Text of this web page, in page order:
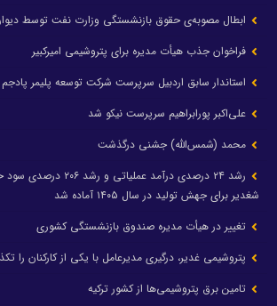
ابطال مصوبه‌ی حقوق بازنشستگی وزارت نفت توسط
فراخوان جذب هیأت مدیره برای پتروشیمی امیرکبیر
استاندار سابق اردبیل سرپرست شرکت توسعه پلیمر
علی‌اکبر پورابراهیم سرپرست نیکو شد
محمد (شمس‌الله) جشنی درگذشت
رشد ۲۴ درصدی درآمد
شغدیر برای جهش تولید در سال ۱۴۰۵ آماده شد
تغییر در هیأت مدیره صندوق بازنشستگی کشوری
پتروشیمی غدیر، درگیری مدیرعامل با یکی از کارکنان را
تامین برق پتروشیمی‌ها از کشور ترکیه